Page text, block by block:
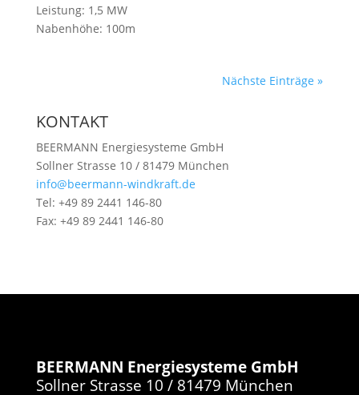
Leistung: 1,5 MW
Nabenhöhe: 100m
Nächste Einträge »
KONTAKT
BEERMANN Energiesysteme GmbH
Sollner Strasse 10 / 81479 München
info@beermann-windkraft.de
Tel: +49 89 2441 146-80
Fax: +49 89 2441 146-80
BEERMANN Energiesysteme GmbH
Sollner Strasse 10 / 81479 München